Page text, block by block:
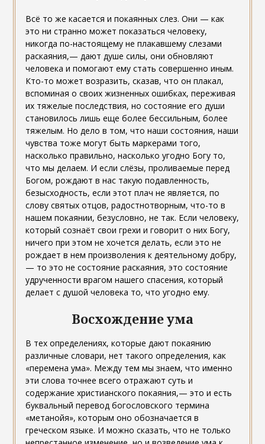
Всё то же касается и покаянных слез. Они — как
это ни странно может показаться человеку,
никогда по-настоящему не плакавшему слезами
раскаяния,— дают душе силы, они обновляют
человека и помогают ему стать совершенно иным.
Кто-то может возразить, сказав, что он плакал,
вспоминая о своих жизненных ошибках, переживая
их тяжелые последствия, но состояние его души
становилось лишь еще более бессильным, более
тяжелым. Но дело в том, что наши состояния, наши
чувства тоже могут быть маркерами того,
насколько правильно, насколько угодно Богу то,
что мы делаем. И если слёзы, проливаемые перед
Богом, рождают в нас такую подавленность,
безысходность, если этот плач не является, по
слову святых отцов, радостнотворным, что-то в
нашем покаянии, безусловно, не так. Если человеку,
который сознаёт свои грехи и говорит о них Богу,
ничего при этом не хочется делать, если это не
рождает в нем произволения к деятельному добру,
— то это не состояние раскаяния, это состояние
удрученности врагом нашего спасения, который
делает с душой человека то, что угодно ему.
Восхождение ума
В тех определениях, которые дают покаянию
различные словари, нет такого определения, как
«перемена ума». Между тем мы знаем, что именно
эти слова точнее всего отражают суть и
содержание христианского покаяния,— это и есть
буквальный перевод богословского термина
«метанойя», которым оно обозначается в
греческом языке. И можно сказать, что не только